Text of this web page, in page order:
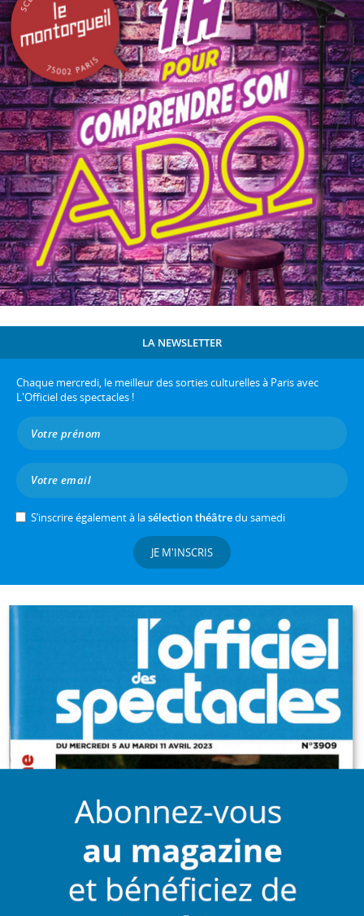
LA NEWSLETTER
Chaque mercredi, le meilleur des sorties culturelles à Paris avec
L'Officiel des spectacles !
S’inscrire également à lasélection théâtredu samedi
JE M'INSCRIS